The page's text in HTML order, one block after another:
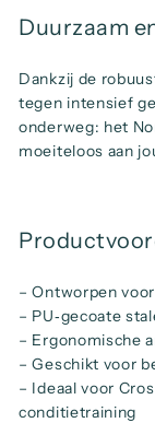
Duurzaam
Dankzij de
tegen intensief
onderweg: het
moeiteloos aan
– Ontworpen
– PU‑gecoate
– Ergonomische
– Geschikt voor
– Ideaal voor
conditietraining